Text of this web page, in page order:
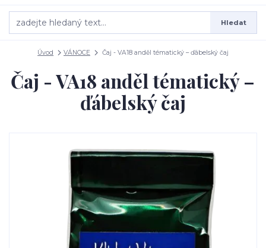
Hledat
Úvod VÁNOCE Čaj - VA18 anděl tématický – ďábelský čaj
Čaj - VA18 anděl tématický –
ďábelský čaj